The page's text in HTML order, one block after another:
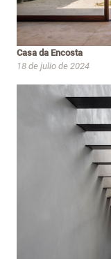
Casa da Encosta
18 de julio de 2024